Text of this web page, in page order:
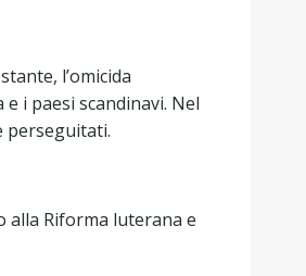
l’omicida
i paesi scandinavi. Nel
perseguitati.
alla Riforma luterana e